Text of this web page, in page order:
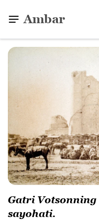
Ambar
Gatri Votsonning
sayohati.